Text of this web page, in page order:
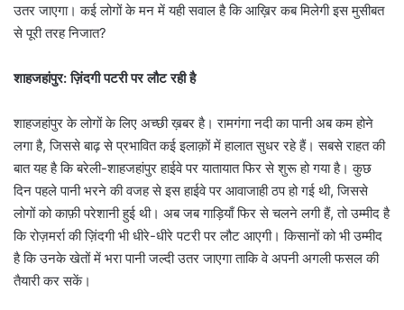
उतर जाएगा। कई लोगों के मन में यही सवाल है कि आख़िर कब मिलेगी इस मुसीबत
से पूरी तरह निजात?
शाहजहांपुर: ज़िंदगी पटरी पर लौट रही है
शाहजहांपुर के लोगों के लिए अच्छी ख़बर है। रामगंगा नदी का पानी अब कम होने
लगा है, जिससे बाढ़ से प्रभावित कई इलाक़ों में हालात सुधर रहे हैं। सबसे राहत की
बात यह है कि बरेली-शाहजहांपुर हाईवे पर यातायात फिर से शुरू हो गया है। कुछ
दिन पहले पानी भरने की वजह से इस हाईवे पर आवाजाही ठप हो गई थी, जिससे
लोगों को काफ़ी परेशानी हुई थी। अब जब गाड़ियाँ फिर से चलने लगी हैं, तो उम्मीद है
कि रोज़मर्रा की ज़िंदगी भी धीरे-धीरे पटरी पर लौट आएगी। किसानों को भी उम्मीद
है कि उनके खेतों में भरा पानी जल्दी उतर जाएगा ताकि वे अपनी अगली फसल की
तैयारी कर सकें।